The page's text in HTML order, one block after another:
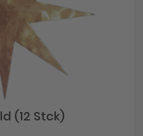
(12 Stck)